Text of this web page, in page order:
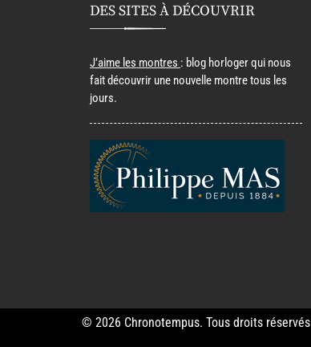
DES SITES À DÉCOUVRIR
J’aime les montres : blog horloger qui nous
fait découvrir une nouvelle montre tous les
jours.
© 2026 Chronotempus. Tous droits réservés